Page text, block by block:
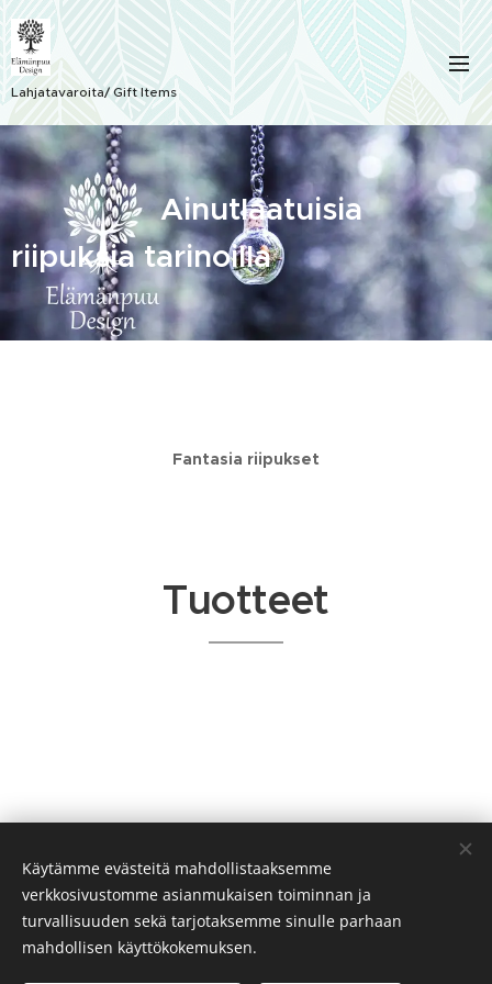
Lahjatavaroita/ Gift Items
Ainutlaatuisia
riipuksia tarinoilla
Fantasia riipukset
Tuotteet
Käytämme evästeitä mahdollistaaksemme
verkkosivustomme asianmukaisen toiminnan ja
turvallisuuden sekä tarjotaksemme sinulle parhaan
mahdollisen käyttökokemuksen.